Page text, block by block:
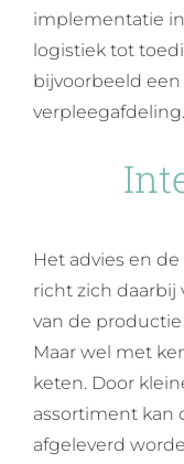
implementatie
logistiek tot
bijvoorbeeld
verpleegafdeling.
Het advies en
richt zich daarbij
van de
Maar wel met
keten. Door
assortiment kan
afgeleverd